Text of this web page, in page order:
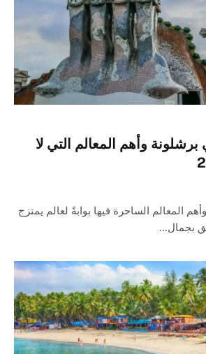
وأهم المعالم التي لا
المعالم الساحرة فيها بوابةً لعالم يمتزج
بجمال…